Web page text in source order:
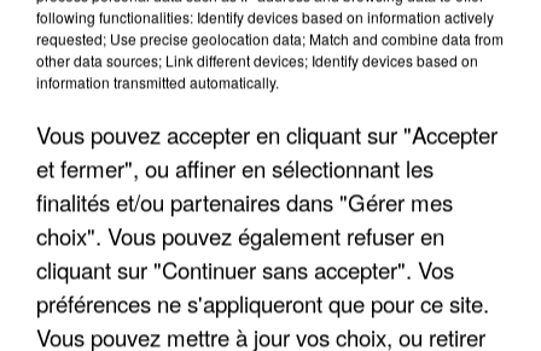
following functionalities: Identify devices based on information actively
requested; Use precise geolocation data; Match and combine data from
other data sources; Link different devices; Identify devices based on
information transmitted automatically.
Vous pouvez accepter en cliquant sur "Accepter
et fermer", ou affiner en sélectionnant les
finalités et/ou partenaires dans "Gérer mes
choix". Vous pouvez également refuser en
cliquant sur "Continuer sans accepter". Vos
préférences ne s'appliqueront que pour ce site.
Vous pouvez mettre à jour vos choix, ou retirer